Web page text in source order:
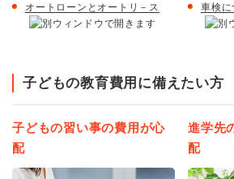
オートローンとオートリ－ス 車検
子どもの教育費用に備えたい方
子どもの習い事の費用が心
配
進学先
配